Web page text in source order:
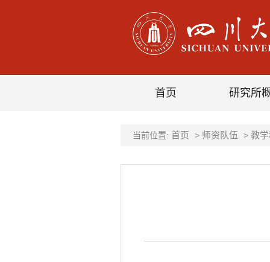
首页 研究所
当前位置: 首页 > 师资队伍 > 教